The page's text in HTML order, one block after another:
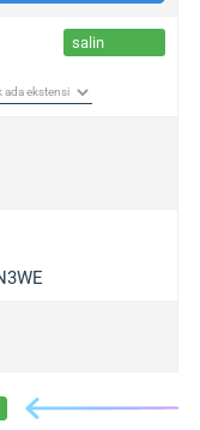
salin